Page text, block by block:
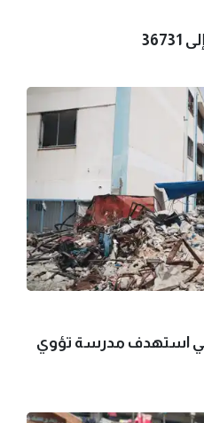
استهدف مدرسة تؤوي